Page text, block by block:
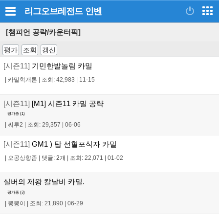
리그오브레전드 인벤
[챔피언 공략/카운터픽]
평가 조회 갱신
[시즌11] 기민한발놀림 카밀
카밀학개론 조회: 42,983 11-15
[시즌11] [M1] 시즌11 카밀 공략
평가중 (1)
씨루2 조회: 29,357 06-06
[시즌11] GM1 ) 탑 선혈포식자 카밀
오공상향좀 댓글: 2개 조회: 22,071 01-02
실버의 제왕 칼날비 카밀.
평가중 (3)
| 뽕뽕이 | 조회: 21,890 | 06-29